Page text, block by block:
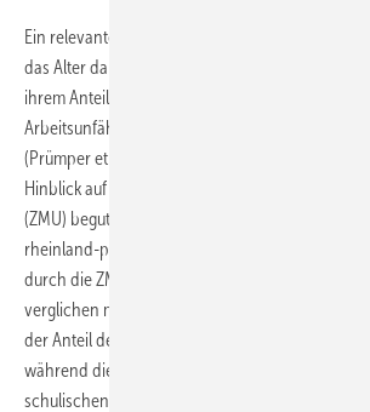
Ein relevanter Einflussfaktor hinsichtlich
das Alter dar. So haben Beschäftigte über 60
ihrem Anteil an der arbeitenden Bevölkerung die
Arbeitsunfähigkeitstagen, verglichen mit
(Prümper et al. 2015; Knieps u. Pfaff 2018). Dies
Hinblick auf eine durch die Zentrale
(ZMU) begutachtete Dienstunfähigkeit bei
rheinland-pfälzischen Schuldienst. Bedienstete
durch die ZMU relativ häufiger als dienstunfähig
verglichen mit Bediensteten unter 55 Jahre (Letzel
der Anteil der Dienstunfähigkeitsfälle der über 55-
während diese Altersgruppe in der
schulischen Bediensteten in Rheinland-Pfalz